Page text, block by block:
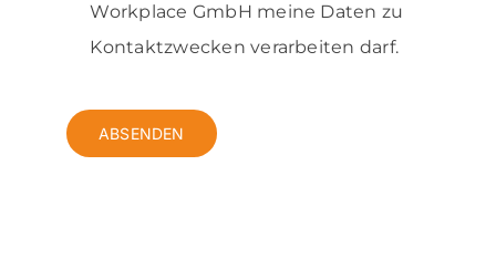
Workplace GmbH meine Daten zu
Kontaktzwecken verarbeiten darf.
ABSENDEN